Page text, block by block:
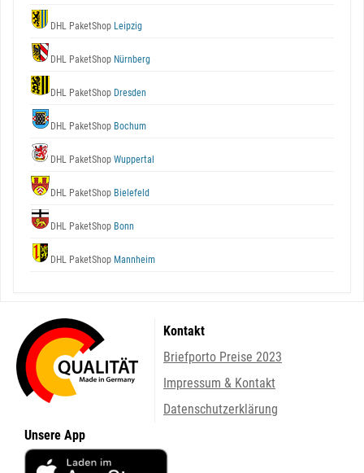
DHL PaketShop Leipzig
DHL PaketShop Nürnberg
DHL PaketShop Dresden
DHL PaketShop Bochum
DHL PaketShop Wuppertal
DHL PaketShop Bielefeld
DHL PaketShop Bonn
DHL PaketShop Mannheim
Kontakt
Briefporto Preise 2023
Impressum & Kontakt
Datenschutzerklärung
Unsere App